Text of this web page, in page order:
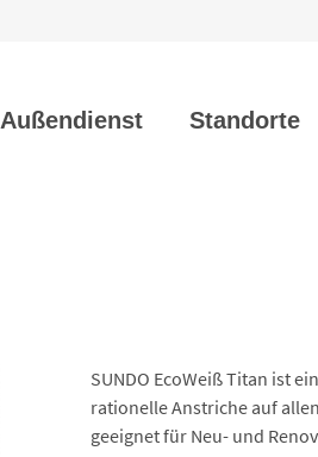
Außendienst Standorte
SUNDO EcoWeiß Titan ist
rationelle Anstriche auf
geeignet für Neu- und